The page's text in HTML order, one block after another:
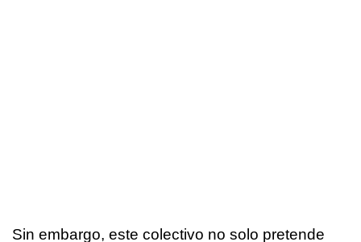
Sin embargo, este colectivo no solo pretende